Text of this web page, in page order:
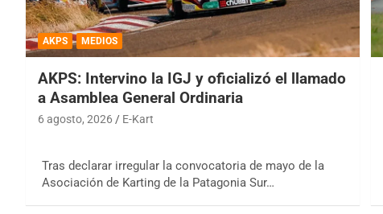
AKPS MEDIOS
AKPS: Intervino la IGJ y oficializó el llamado
a Asamblea General Ordinaria
6 agosto, 2026 E-Kart
Tras declarar irregular la convocatoria de mayo de la
Asociación de Karting de la Patagonia Sur…